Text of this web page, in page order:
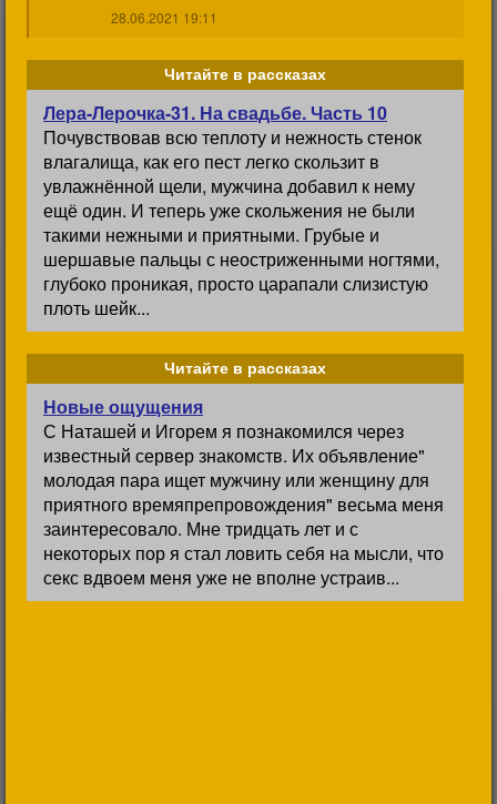
28.06.2021 19:11
Читайте в рассказах
Лера-Лерочка-31. На свадьбе. Часть 10
Почувствовав всю теплоту и нежность стенок
влагалища, как его пест легко скользит в
увлажнённой щели, мужчина добавил к нему
ещё один. И теперь уже скольжения не были
такими нежными и приятными. Грубые и
шершавые пальцы с неостриженными ногтями,
глубоко проникая, просто царапали слизистую
плоть шейк...
Читайте в рассказах
Новые ощущения
С Наташей и Игорем я познакомился через
известный сервер знакомств. Их объявление"
молодая пара ищет мужчину или женщину для
приятного времяпрепровождения" весьма меня
заинтересовало. Мне тридцать лет и с
некоторых пор я стал ловить себя на мысли, что
секс вдвоем меня уже не вполне устраив...